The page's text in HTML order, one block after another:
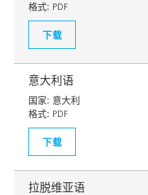
格式: PDF
下载
意大利语
国家: 意大利
格式: PDF
下载
拉脱维亚语